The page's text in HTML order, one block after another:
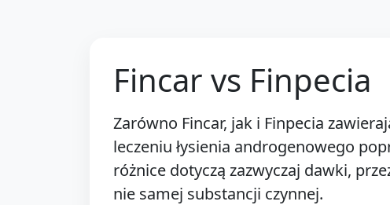
Fincar vs Finpecia
Zarówno Fincar, jak i Finpecia
leczeniu łysienia androgenowego
różnice dotyczą zazwyczaj dawki,
nie samej substancji czynnej.